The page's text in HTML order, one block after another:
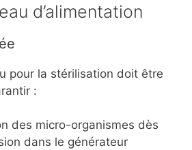
d’alimentation
pour la stérilisation doit être
:
des micro-organismes dès
dans le générateur